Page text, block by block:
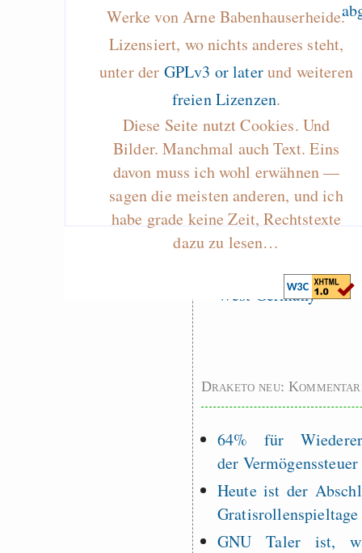
Werke von Arne Babenhauserheide.
Lizensiert, wo nichts anderes steht,
unter der GPLv3 or laterund weiteren
freien Lizenzen.
Diese Seite nutzt Cookies. Und
Bilder. Manchmal auch Text. Eins
davon muss ich wohl erwähnen —
sagen die meisten anderen, und ich
habe grade keine Zeit, Rechtstexte
dazu zu lesen…
Alltag in
Klimaneutralen Welt
Nebelfest -
Rissen
Curb impacts
programming to
EU sovereignty
Es gibt Fakten
Measured
Graben-Neudorf,
West Germany
Draketo neu:
64% für
der Vermögenssteuer
Heute ist der
GNU Taler ist,